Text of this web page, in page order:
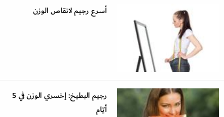
أسرع رجيم لانقاص الوزن
رجيم البطيخ: إخسري الوزن في 5
أيّام